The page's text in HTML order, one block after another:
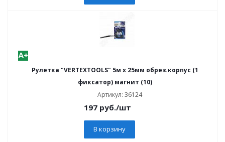
Рулетка "VERTEXTOOLS" 5м х 25мм обрез.корпус (1
фиксатор) магнит (10)
Артикул: 36124
197 руб./шт
В корзину